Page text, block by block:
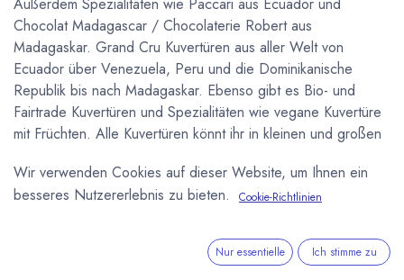
Chocolat Madagascar / Chocolaterie Robert aus
Madagaskar. Grand Cru Kuvertüren aus aller Welt von
Ecuador über Venezuela, Peru und die Dominikanische
Republik bis nach Madagaskar. Ebenso gibt es Bio- und
Fairtrade Kuvertüren und Spezialitäten wie vegane Kuvertüre
mit Früchten. Alle Kuvertüren könnt ihr in kleinen und großen
machen, oder für Gastronomie und
Schokoladenmanufakturen auch über unserenB2B
Wir verwenden Cookies auf dieser Website, um Ihnen ein
besseres Nutzererlebnis zu bieten.
Cookie-Richtlinien
Nur essentielle Ich stimme zu